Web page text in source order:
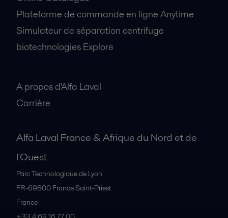
Plateforme de commande en ligne Anytime
Simulateur de séparation centrifuge
biotechnologies Explore
A propos d'Alfa Laval
Carrière
Alfa Laval France & Afrique du Nord et de
l'Ouest
Parc Technologique de Lyon
FR-69800 France Saint-Priest
France